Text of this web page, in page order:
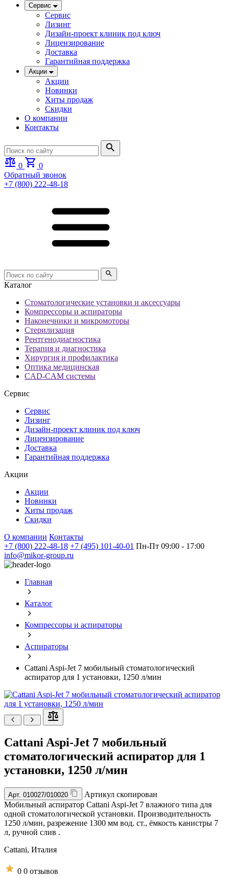
Сервис
Сервис
Лизинг
Дизайн-проект клиник под ключ
Лицензирование
Доставка
Гарантийная поддержка
Акции
Акции
Новинки
Хиты продаж
Скидки
О компании
Контакты
0
0
Обратный звонок
+7 (800) 222-48-18
Каталог
Стоматологические установки и аксессуары
Компрессоры и аспираторы
Наконечники и микромоторы
Стерилизация
Рентгенодиагностика
Терапия и диагностика
Хирургия и профилактика
Оптика медицинская
CAD-CAM системы
Сервис
Сервис
Лизинг
Дизайн-проект клиник под ключ
Лицензирование
Доставка
Гарантийная поддержка
Акции
Акции
Новинки
Хиты продаж
Скидки
О компании Контакты
+7 (800) 222-48-18 +7 (495) 101-40-01 Пн-Пт 09:00 - 17:00
info@mikor-group.ru
Главная
Каталог
Компрессоры и аспираторы
Аспираторы
Cattani Aspi-Jet 7 мобильный стоматологический
аспиратор для 1 установки, 1250 л/мин
Cattani Aspi-Jet 7 мобильный
стоматологический аспиратор для 1
установки, 1250 л/мин
Арт. 010027/010020
Артикул скопирован
Мобильный аспиратор Cattani Aspi-Jet 7 влажного типа для
одной стоматологической установки. Производительность
1250 л/мин, разрежение 1300 мм вод. ст., ёмкость канистры 7
л, ручной слив .
Cattani, Италия
0 0 отзывов